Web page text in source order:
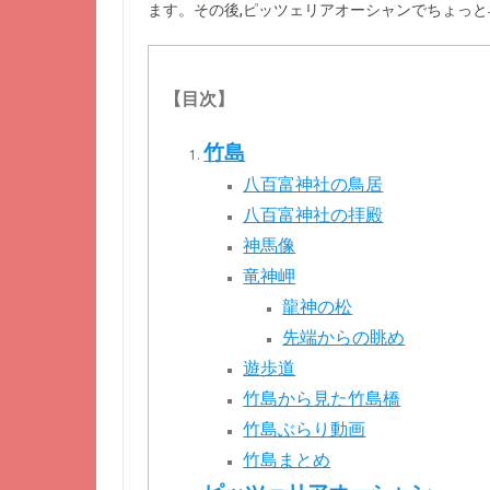
ます。その後,ピッツェリアオーシャンでちょっと
【目次】
竹島
八百富神社の鳥居
八百富神社の拝殿
神馬像
竜神岬
龍神の松
先端からの眺め
遊歩道
竹島から見た竹島橋
竹島ぶらり動画
竹島まとめ